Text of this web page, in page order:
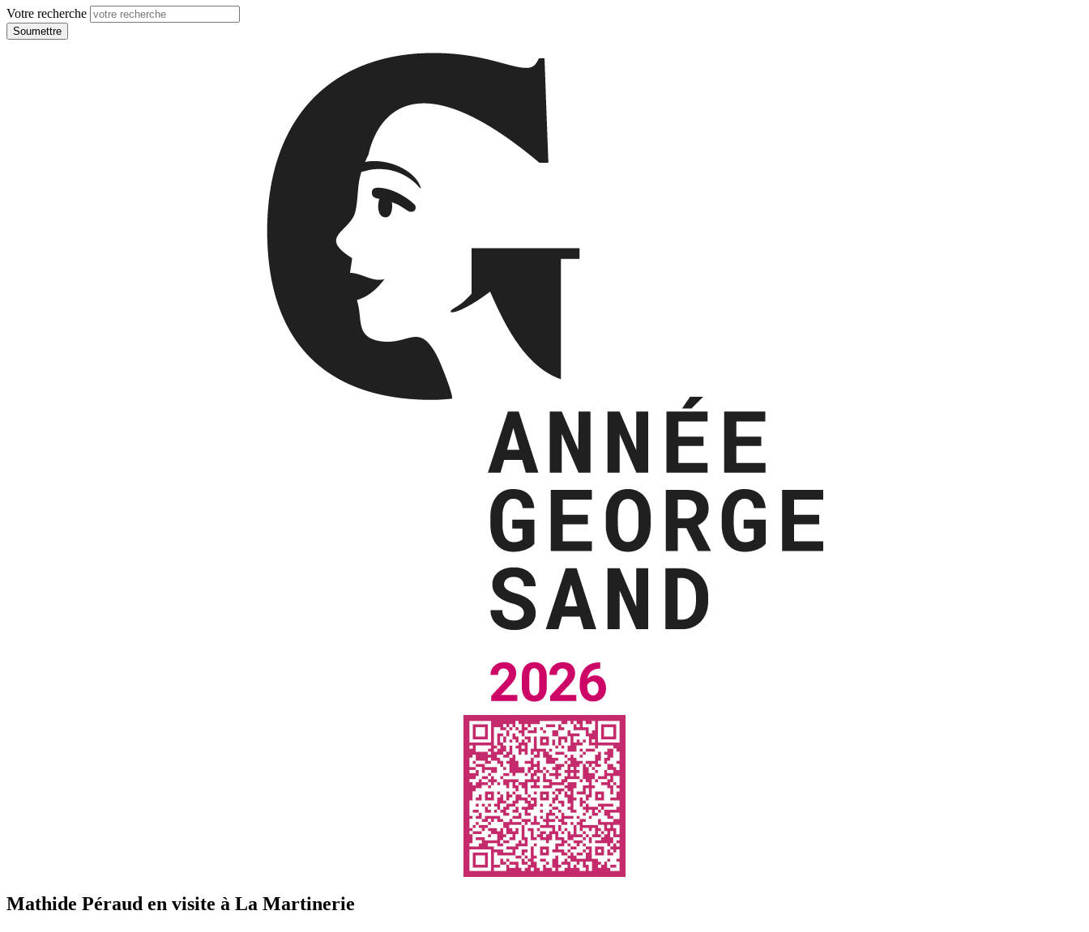
Votre recherche
Soumettre
Mathide Péraud en visite à La Martinerie